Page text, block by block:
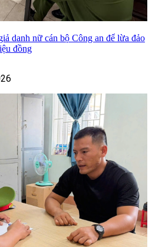
danh nữ cán bộ Công an để lừa đảo
đồng